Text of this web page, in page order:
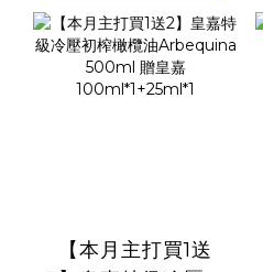
【本月主打買1送